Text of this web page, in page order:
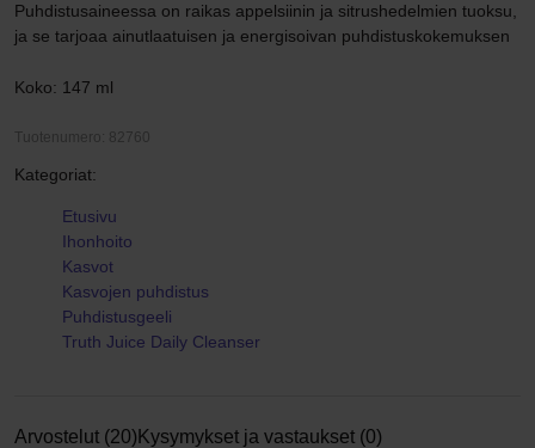
Puhdistusaineessa on raikas appelsiinin ja sitrushedelmien tuoksu,
ja se tarjoaa ainutlaatuisen ja energisoivan puhdistuskokemuksen
Koko: 147 ml
Tuotenumero: 82760
Kategoriat:
Etusivu
Ihonhoito
Kasvot
Kasvojen puhdistus
Puhdistusgeeli
Truth Juice Daily Cleanser
Arvostelut (20) Kysymykset ja vastaukset (0)